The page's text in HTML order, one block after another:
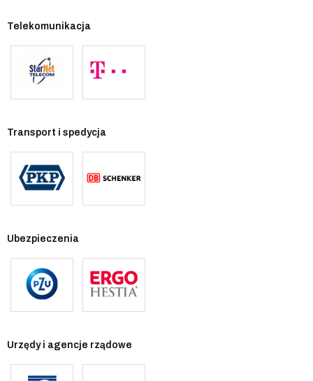
Telekomunikacja
Transport i spedycja
Ubezpieczenia
Urzędy i agencje rządowe